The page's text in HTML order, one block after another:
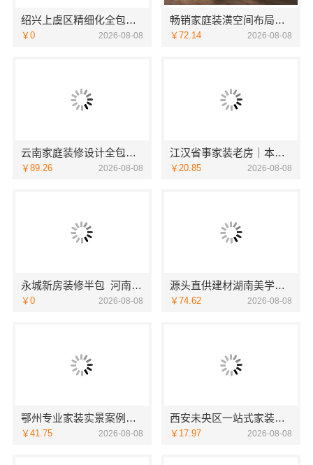
绍兴上虞区精细化全包质量有保障，绍兴卓鑫装饰材料有限公司放心之选
￥0 2026-08-08
畅销家庭装潢空间布局大概报价——浙江乐享新材料有限公司
￥72.14 2026-08-08
云南家庭装修设计全包价格，云南至高新型建材有限公司
￥89.26 2026-08-08
江汉省事家装老房｜本地快装（湖北）科技有限公司老房翻新快速交付服务
￥20.85 2026-08-08
永城新房装修半包_河南璟臻环保建材有限公司透明无增项
￥0 2026-08-08
源头直供建材湖南美学筑家建材商铺装修，性价比之选
￥74.62 2026-08-08
鄂州专业家装实景案例，百年米莱品质见证
￥41.75 2026-08-08
西安未央区一站式家装设计刚需房售后完善-居安天成（西安）建筑工程有限责任公司
￥17.97 2026-08-08